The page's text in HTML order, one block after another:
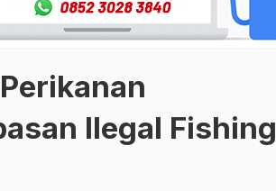
Ilegal Fishing